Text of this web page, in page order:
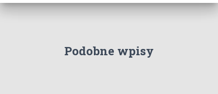
Podobne wpisy